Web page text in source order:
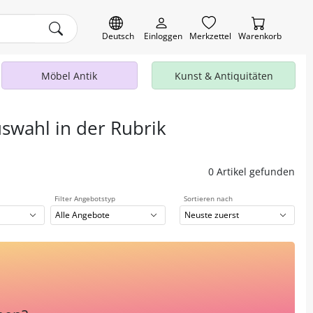
Deutsch Einloggen Merkzettel Warenkorb
Möbel Antik Kunst & Antiquitäten
in der Rubrik
0 Artikel gefunden
Filter Angebotstyp
Alle Angebote
Sortieren nach
Neuste zuerst